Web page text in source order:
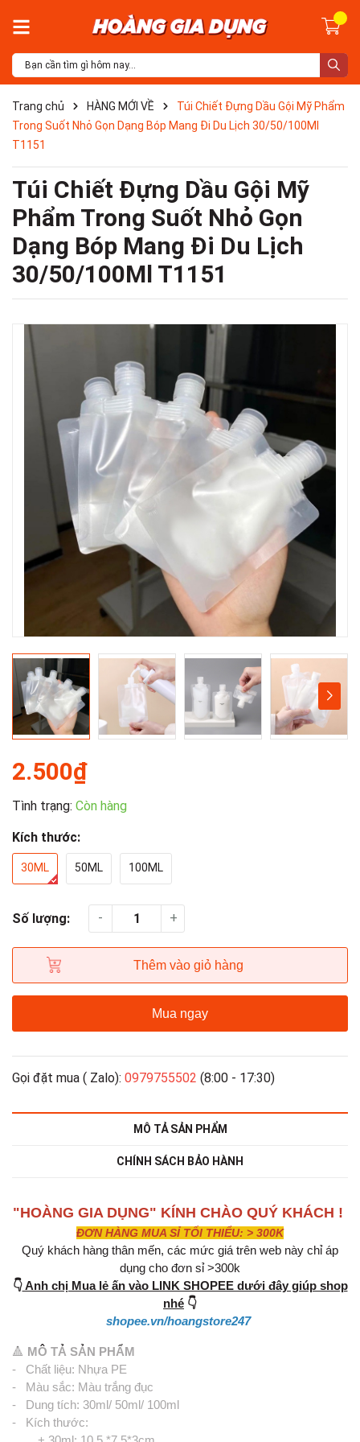
Trang chủ HÀNG MỚI VỀ
Túi Chiết Đựng Dầu Gội Mỹ Phẩm
Trong Suốt Nhỏ Gọn Dạng Bóp Mang Đi Du Lịch 30/50/100Ml
T1151
Túi Chiết Đựng Dầu Gội Mỹ
Phẩm Trong Suốt Nhỏ Gọn
Dạng Bóp Mang Đi Du Lịch
30/50/100Ml T1151
2.500₫
Tình trạng: Còn hàng
Kích thước:
30ML 50ML 100ML
Số lượng: - +
Thêm vào giỏ hàng
Mua ngay
Gọi đặt mua ( Zalo): 0979755502 (8:00 - 17:30)
MÔ TẢ SẢN PHẨM
CHÍNH SÁCH BẢO HÀNH
"HOÀNG GIA DỤNG" KÍNH CHÀO QUÝ KHÁCH !
ĐƠN HÀNG MUA SỈ TỐI THIỂU: > 300K
Quý khách hàng thân mến, các mức giá trên web này chỉ áp
dụng cho đơn sỉ >300k
👇Anh chị Mua lẻ ấn vào LINK SHOPEE dưới đây giúp shop
nhé 👇
shopee.vn/hoangstore247
🔺 MÔ TẢ SẢN PHẨM
- Chất liệu: Nhựa PE
- Màu sắc: Màu trắng đục
- Dung tích: 30ml/ 50ml/ 100ml
- Kích thước: